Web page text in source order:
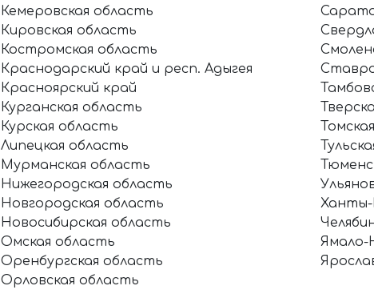
Кемеровская область
Кировская область
Костромская область
Краснодарский край и респ. Адыгея
Красноярский край
Курганская область
Курская область
Липецкая область
Мурманская область
Нижегородская область
Новгородская область
Новосибирская область
Омская область
Оренбургская область
Орловская область
Ханты-
Ямало-